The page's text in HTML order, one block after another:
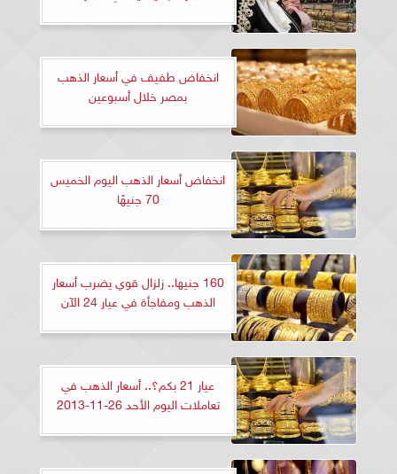
انخفاض طفيف في أسعار الذهب
بمصر خلال أسبوعين
انخفاض أسعار الذهب اليوم الخميس
70 جنيهًا
160 جنيها.. زلزال قوي يضرب أسعار
الذهب ومفاجأة في عيار 24 الآن
عيار 21 بكم؟.. أسعار الذهب في
تعاملات اليوم الأحد 26-11-2013